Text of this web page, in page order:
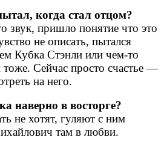
когда стал отцом?
звук, пришло понятие что это
не описать, пытался
Кубка Стэнли или чем-то
Сейчас просто счастье —
на него.
наверно в восторге?
не хотят, гуляют с ним
там в любви.